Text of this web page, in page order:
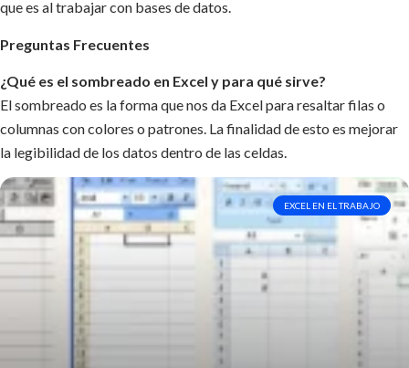
que es al trabajar con bases de datos.
Preguntas Frecuentes
¿Qué es el sombreado en Excel y para qué sirve?
El sombreado es la forma que nos da Excel para resaltar filas o
columnas con colores o patrones. La finalidad de esto es mejorar
la legibilidad de los datos dentro de las celdas.
EXCEL EN EL TRABAJO